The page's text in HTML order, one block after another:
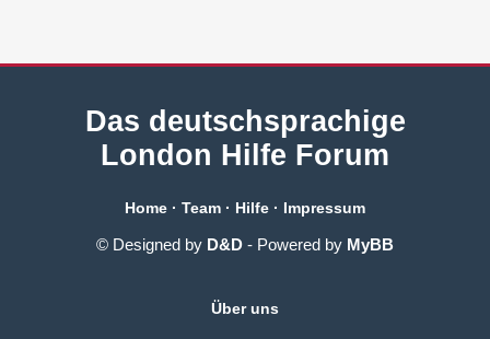
Das deutschsprachige
London Hilfe Forum
Home · Team · Hilfe · Impressum
© Designed by D&D - Powered by MyBB
Über uns